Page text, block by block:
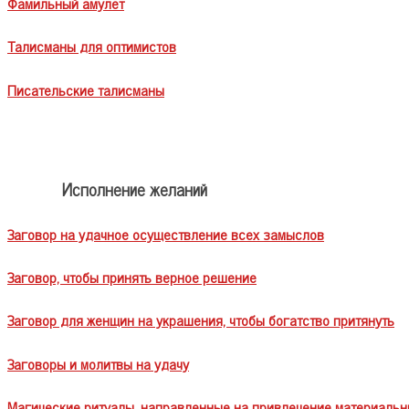
Талисманы для оптимистов
Писательские талисманы
Исполнение желаний
Заговор на удачное осуществление всех замыслов
Заговор, чтобы принять верное решение
Заговор для женщин на украшения, чтобы богатство притянуть
Заговоры и молитвы на удачу